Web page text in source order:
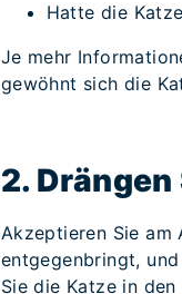
Hatte die
Je mehr
gewöhnt sich die
2.
Akzeptieren Sie am
entgegenbringt,
Sie die Katze in